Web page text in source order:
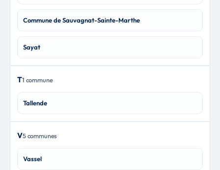
Commune de Sauvagnat-Sainte-Marthe
Sayat
T1 commune
Tallende
V5 communes
Vassel